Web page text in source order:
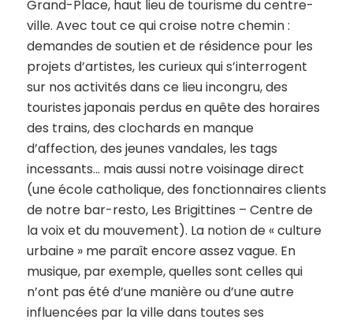
Grand-Place, haut lieu de tourisme du centre-
ville. Avec tout ce qui croise notre chemin :
demandes de soutien et de résidence pour les
projets d’artistes, les curieux qui s’interrogent
sur nos activités dans ce lieu incongru, des
touristes japonais perdus en quête des horaires
des trains, des clochards en manque
d’affection, des jeunes vandales, les tags
incessants… mais aussi notre voisinage direct
(une école catholique, des fonctionnaires clients
de notre bar-resto, Les Brigittines – Centre de
la voix et du mouvement). La notion de « culture
urbaine » me paraît encore assez vague. En
musique, par exemple, quelles sont celles qui
n’ont pas été d’une manière ou d’une autre
influencées par la ville dans toutes ses